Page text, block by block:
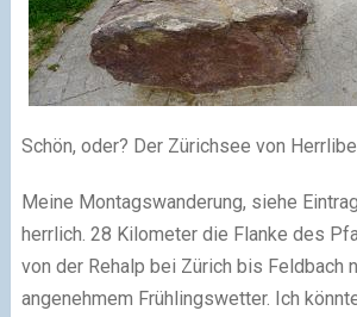
Schön, oder? Der Zürichsee von
Meine Montagswanderung, siehe
herrlich. 28 Kilometer die Flanke des
von der Rehalp bei Zürich bis Feldbach
angenehmem Frühlingswetter. Ich